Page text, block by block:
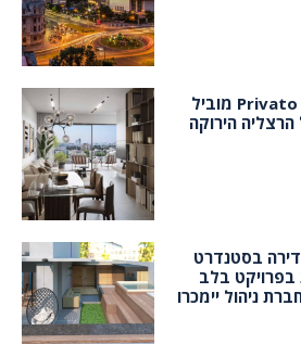
חלון לאורבניות מפנקת: Privato מוביל
הירוקה
ש”ח לדירה בסטנדרט
בפרויקט בלב
ניהול יימכרו